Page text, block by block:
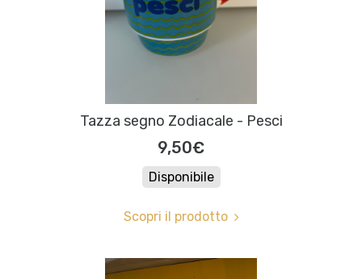
Tazza segno Zodiacale - Pesci
9,50€
Disponibile
Scopri il prodotto